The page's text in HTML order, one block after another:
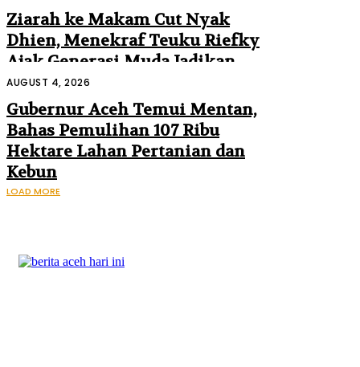
Ziarah ke Makam Cut Nyak
Dhien, Menekraf Teuku Riefky
Ajak Generasi Muda Jadikan
Sejarah Inspirasi Masa Depan
AUGUST 4, 2026
Gubernur Aceh Temui Mentan,
Bahas Pemulihan 107 Ribu
Hektare Lahan Pertanian dan
Kebun
LOAD MORE